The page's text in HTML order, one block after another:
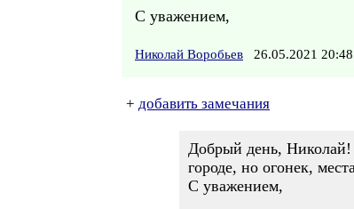
С уважением,
Николай Воробьев 26.05.2021
+ добавить замечания
Добрый день, Николай!
городе, но огонек,
С уважением,